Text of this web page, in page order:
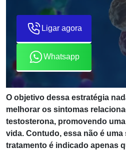
Ligar agora
Whatsapp
O objetivo dessa estratégia
melhorar os sintomas
testosterona, promovendo
vida. Contudo, essa não é
tratamento é indicado apenas